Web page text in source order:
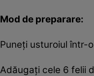
Mod de preparare:
Puneţi usturoiul într-
Adăugaţi cele 6 felii